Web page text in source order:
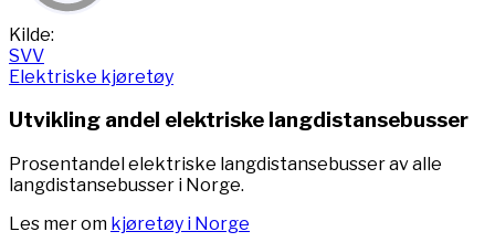
View as data table, 27,7%
End of interactive chart.
Kilde:
SVV
Elektriske kjøretøy
Utvikling andel elektriske langdistansebusser
Prosentandel elektriske langdistansebusser av alle
langdistansebusser i Norge.
Les mer om kjøretøy i Norge